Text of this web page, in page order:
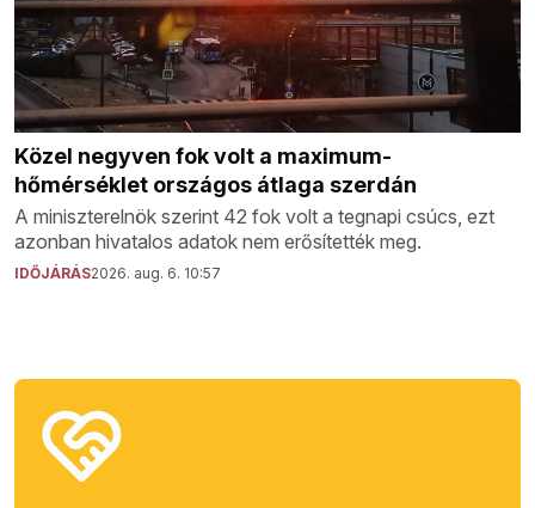
Közel negyven fok volt a maximum-
hőmérséklet országos átlaga szerdán
A miniszterelnök szerint 42 fok volt a tegnapi csúcs, ezt
azonban hivatalos adatok nem erősítették meg.
IDŐJÁRÁS2026. aug. 6. 10:57